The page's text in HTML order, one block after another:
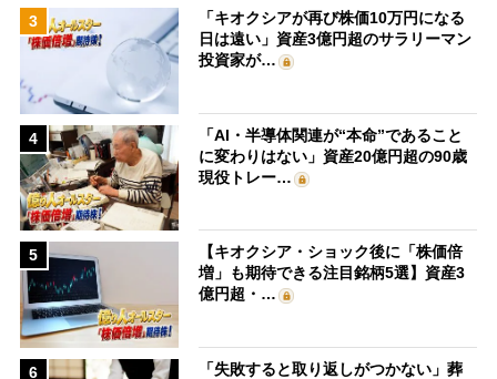
3
「キオクシアが再び株価10万円になる
日は遠い」資産3億円超のサラリーマン
投資家が…
4
「AI・半導体関連が“本命”であること
に変わりはない」資産20億円超の90歳
現役トレー…
5
【キオクシア・ショック後に「株価倍
増」も期待できる注目銘柄5選】資産3
億円超・…
6
「失敗すると取り返しがつかない」葬